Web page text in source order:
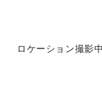
ロケーション撮影